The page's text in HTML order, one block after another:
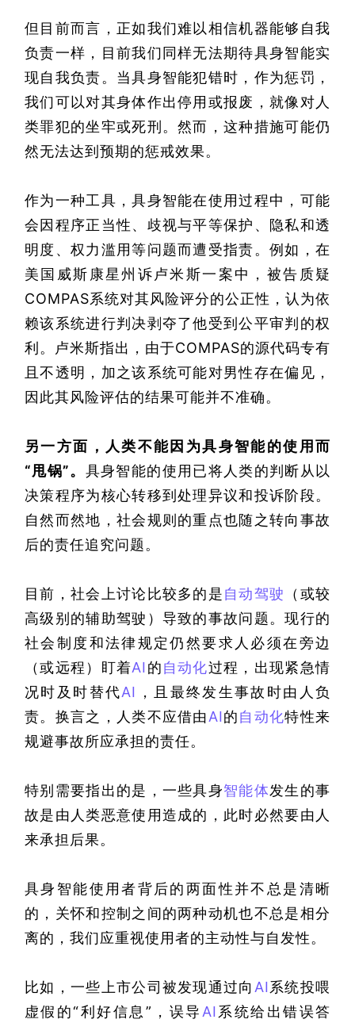
但目前而言，正如我们难以相信机器能够自我
负责一样，目前我们同样无法期待具身智能实
现自我负责。当具身智能犯错时，作为惩罚，
我们可以对其身体作出停用或报废，就像对人
类罪犯的坐牢或死刑。然而，这种措施可能仍
然无法达到预期的惩戒效果。
作为一种工具，具身智能在使用过程中，可能
会因程序正当性、歧视与平等保护、隐私和透
明度、权力滥用等问题而遭受指责。例如，在
美国威斯康星州诉卢米斯一案中，被告质疑
COMPAS系统对其风险评分的公正性，认为依
赖该系统进行判决剥夺了他受到公平审判的权
利。卢米斯指出，由于COMPAS的源代码专有
且不透明，加之该系统可能对男性存在偏见，
因此其风险评估的结果可能并不准确。
另一方面，人类不能因为具身智能的使用而
“甩锅”。 具身智能的使用已将人类的判断从以
决策程序为核心转移到处理异议和投诉阶段。
自然而然地，社会规则的重点也随之转向事故
后的责任追究问题。
目前，社会上讨论比较多的是自动驾驶
（或较
高级别的辅助驾驶）导致的事故问题。现行的
社会制度和法律规定仍然要求人必须在旁边
（或远程）盯着AI的自动化过程，出现紧急情
况时及时替代AI ，且最终发生事故时由人负
责。换言之，人类不应借由AI的自动化特性来
规避事故所应承担的责任。
特别需要指出的是，一些具身智能体发生的事
故是由人类恶意使用造成的，此时必然要由人
来承担后果。
具身智能使用者背后的两面性并不总是清晰
的，关怀和控制之间的两种动机也不总是相分
离的，我们应重视使用者的主动性与自发性。
比如，一些上市公司被发现通过向 AI系统投喂
虚假的“利好信息”，误导AI系统给出错误答